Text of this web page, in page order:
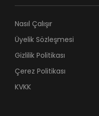
Nasıl Çalışır
Üyelik Sözleşmesi
Gizlilik Politikası
Çerez Politikası
KVKK